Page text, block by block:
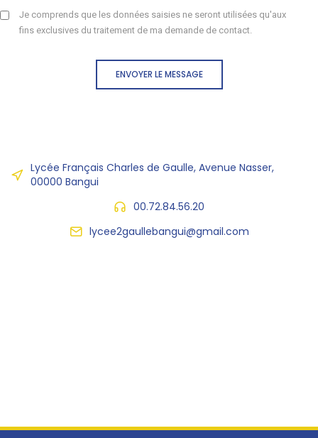
Je comprends que les données saisies ne seront utilisées qu'aux
fins exclusives du traitement de ma demande de contact.
ENVOYER LE MESSAGE
Lycée Français Charles de Gaulle, Avenue Nasser,
00000 Bangui
00.72.84.56.20
lycee2gaullebangui@gmail.com